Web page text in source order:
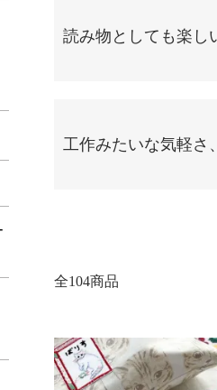
読み物としても楽し
工作みたいな気軽さ
全104商品